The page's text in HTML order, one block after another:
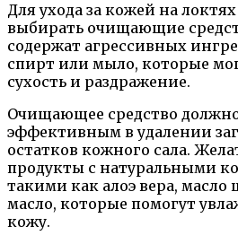
Для ухода за кожей на
выбирать очищающие
содержат агрессивных
спирт или мыло, которые
сухость и раздражение.
Очищающее средство
эффективным в удалении
остатков кожного сала.
продукты с натуральными
такими как алоэ вера,
масло, которые помогут
кожу.